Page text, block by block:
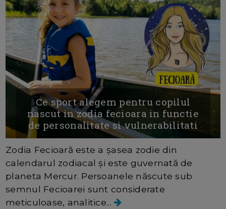
Ce sport alegem pentru copilul
nascut in zodia fecioara in functie
de personalitate si vulnerabilitati
Zodia Fecioară este a șasea zodie din
calendarul zodiacal și este guvernată de
planeta Mercur. Persoanele născute sub
semnul Fecioarei sunt considerate
meticuloase, analitice...